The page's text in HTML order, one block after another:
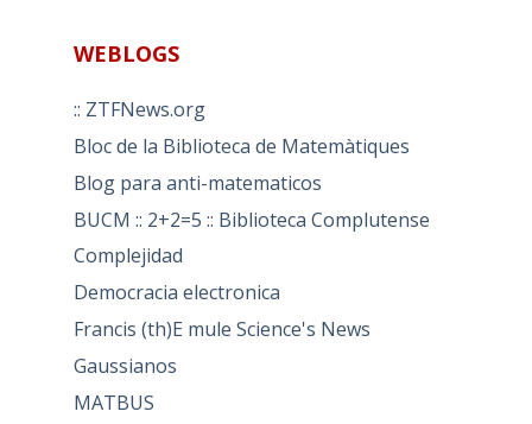
WEBLOGS
:: ZTFNews.org
Bloc de la Biblioteca de Matemàtiques
Blog para anti-matematicos
BUCM :: 2+2=5 :: Biblioteca Complutense
Complejidad
Democracia electronica
Francis (th)E mule Science's News
Gaussianos
MATBUS